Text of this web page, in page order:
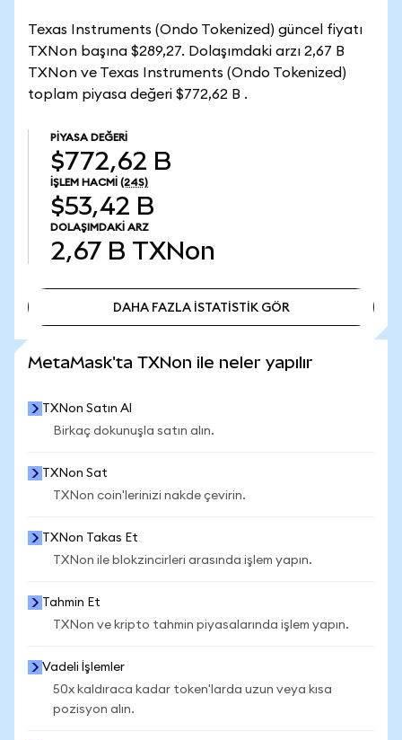
Texas Instruments (Ondo Tokenized) güncel fiyatı
TXNon başına $289,27. Dolaşımdaki arzı 2,67 B
TXNon ve Texas Instruments (Ondo Tokenized)
toplam piyasa değeri $772,62 B .
PIYASA DEĞERI
$772,62 B
İŞLEM HACMI (24S)
$53,42 B
DOLAŞIMDAKI ARZ
2,67 B TXNon
DAHA FAZLA İSTATİSTİK GÖR
MetaMask'ta TXNon ile neler yapılır
TXNon Satın Al
Birkaç dokunuşla satın alın.
TXNon Sat
TXNon coin'lerinizi nakde çevirin.
TXNon Takas Et
TXNon ile blokzincirleri arasında işlem yapın.
Tahmin Et
TXNon ve kripto tahmin piyasalarında işlem yapın.
Vadeli İşlemler
50x kaldıraca kadar token'larda uzun veya kısa
pozisyon alın.